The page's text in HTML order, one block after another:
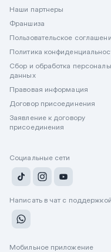
Наши партнеры
Франшиза
Пользовательское
Политика
Сбор и обработка
данных
Правовая информация
Договор присоединения
Заявление к договору
присоединения
Социальные сети
Написать в чат с поддержкой
Мобильное приложение